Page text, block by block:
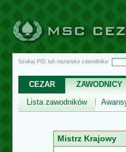
Szukaj PID lub nazwisko zawodnika:
CEZAR ZAWODNICY
Lista zawodników
Mistrz Krajowy